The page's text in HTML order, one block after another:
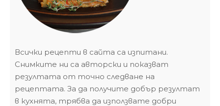
Всички рецепти в сайта са изпитани.
Снимките ни са авторски и показват
резултата от точно следване на
рецептата. За да получите добър резултат
в кухнята, трябва да използвате добри